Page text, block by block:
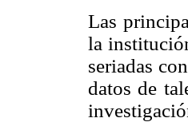
Las
la
seriadas
datos de